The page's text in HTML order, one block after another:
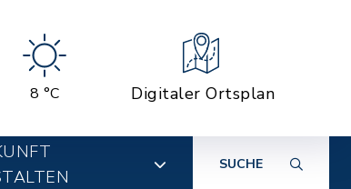
8 °C Digitaler Ortsplan
SUCHE